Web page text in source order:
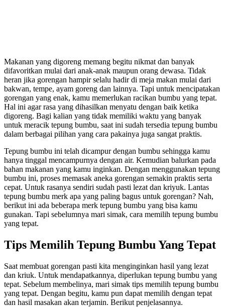
Makanan yang digoreng memang begitu nikmat dan banyak
difavoritkan mulai dari anak-anak maupun orang dewasa. Tidak
heran jika gorengan hampir selalu hadir di meja makan mulai dari
bakwan, tempe, ayam goreng dan lainnya. Tapi untuk mencipatakan
gorengan yang enak, kamu memerlukan racikan bumbu yang tepat.
Hal ini agar rasa yang dihasilkan menyatu dengan baik ketika
digoreng. Bagi kalian yang tidak memiliki waktu yang banyak
untuk meracik tepung bumbu, saat ini sudah tersedia tepung bumbu
dalam berbagai pilihan yang cara pakainya juga sangat praktis.
Tepung bumbu ini telah dicampur dengan bumbu sehingga kamu
hanya tinggal mencampurnya dengan air. Kemudian balurkan pada
bahan makanan yang kamu inginkan. Dengan menggunakan tepung
bumbu ini, proses memasak aneka gorengan semakin praktis serta
cepat. Untuk rasanya sendiri sudah pasti lezat dan kriyuk. Lantas
tepung bumbu merk apa yang paling bagus untuk gorengan? Nah,
berikut ini ada beberapa merk tepung bumbu yang bisa kamu
gunakan. Tapi sebelumnya mari simak, cara memilih tepung bumbu
yang tepat.
Tips Memilih Tepung Bumbu Yang Tepat
Saat membuat gorengan pasti kita menginginkan hasil yang lezat
dan kriuk. Untuk mendapatkannya, diperlukan tepung bumbu yang
tepat. Sebelum membelinya, mari simak tips memilih tepung bumbu
yang tepat. Dengan begitu, kamu pun dapat memilih dengan tepat
dan hasil masakan akan terjamin. Berikut penjelasannya.